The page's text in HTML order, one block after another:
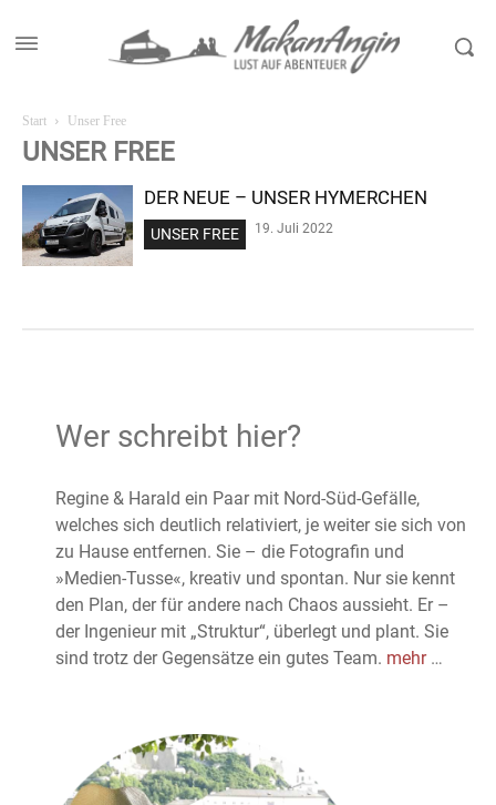
Start Unser Free
UNSER FREE
DER NEUE – UNSER HYMERCHEN
UNSER FREE 19. Juli 2022
Wer schreibt hier?
Regine & Harald ein Paar mit Nord-Süd-Gefälle,
welches sich deutlich relativiert, je weiter sie sich von
zu Hause entfernen. Sie – die Fotografin und
»Medien-Tusse«, kreativ und spontan. Nur sie kennt
den Plan, der für andere nach Chaos aussieht. Er –
der Ingenieur mit „Struktur“, überlegt und plant. Sie
sind trotz der Gegensätze ein gutes Team. mehr …